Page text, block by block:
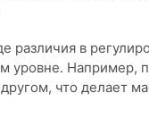
различия в
Например,
что делает